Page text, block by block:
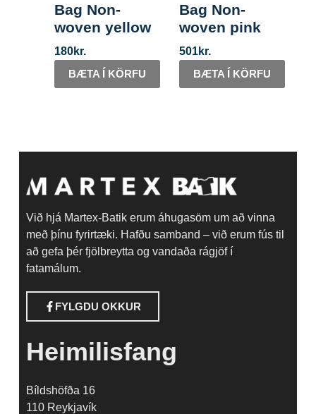
Bag Non-
woven yellow
180kr.
BÆTA Í KÖRFU
Bag Non-
woven pink
501kr.
BÆTA Í KÖRFU
Við hjá Martex-Batik erum áhugasöm um að vinna
með þínu fyrirtæki. Hafðu samband – við erum fús til
að gefa þér fjölbreytta og vandaða rágjöf í
fatamálum.
FYLGDU OKKUR
Heimilisfang
Bíldshöfða 16
110 Reykjavík